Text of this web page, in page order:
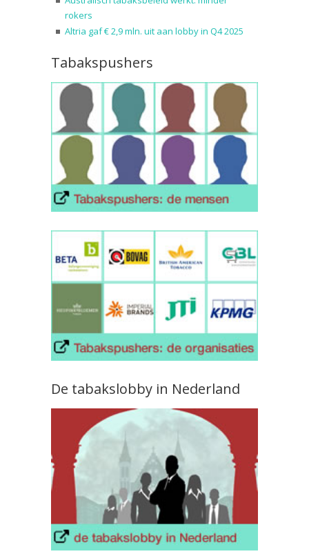
rokers
Altria gaf € 2,9 mln. uit aan lobby in Q4 2025
Tabakspushers
De tabakslobby in Nederland